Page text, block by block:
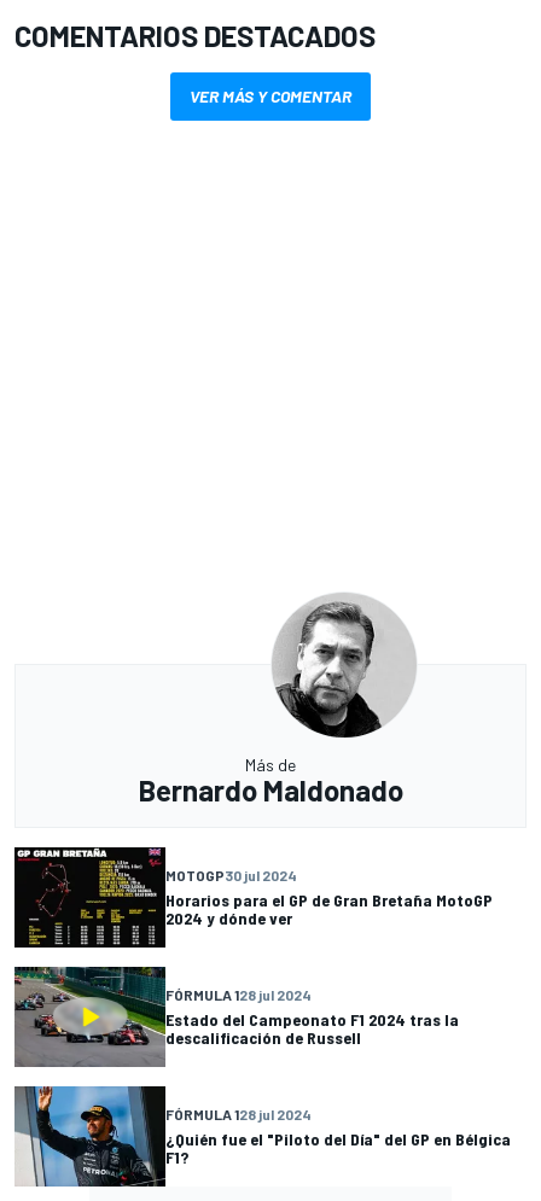
COMENTARIOS DESTACADOS
VER MÁS Y COMENTAR
Más de
Bernardo Maldonado
MOTOGP30 jul 2024
Horarios para el GP de Gran Bretaña MotoGP
2024 y dónde ver
FÓRMULA 128 jul 2024
Estado del Campeonato F1 2024 tras la
descalificación de Russell
FÓRMULA 128 jul 2024
¿Quién fue el "Piloto del Día" del GP en Bélgica
F1?